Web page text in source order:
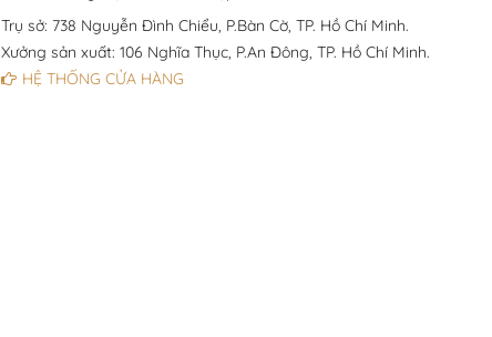
Trụ sở: 738 Nguyễn Đình Chiểu, P.Bàn Cờ, TP. Hồ Chí Minh.
Xưởng sản xuất: 106 Nghĩa Thục, P.An Đông, TP. Hồ Chí Minh.
HỆ THỐNG CỬA HÀNG